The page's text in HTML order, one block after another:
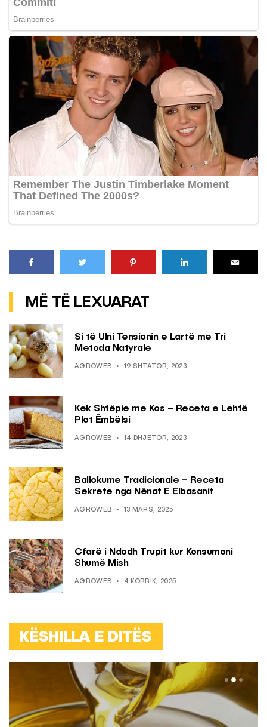
MË TË LEXUARAT
Si të Ulni Tensionin e Lartë me Tri
Metoda Natyrale
AGROWEB 19 SHTATOR, 2023
Kek Shtëpie me Kos – Receta e Lehtë
Plot Ëmbëlsi
AGROWEB 14 DHJETOR, 2023
Ballokume Tradicionale – Receta
Sekrete nga Nënat E Elbasanit
AGROWEB 13 MARS, 2025
Çfarë i Ndodh Trupit kur Konsumoni
Shumë Mish
AGROWEB 4 KORRIK, 2025
KËSHILLA E DITËS